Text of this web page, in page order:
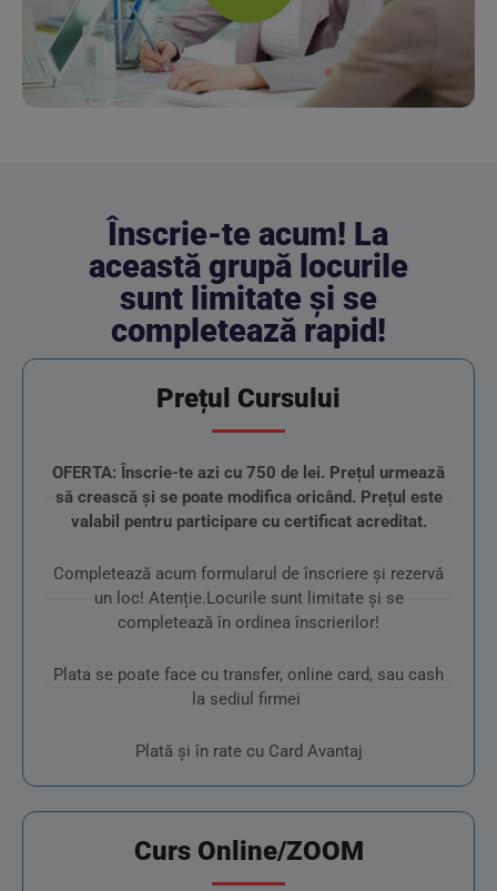
Înscrie-te acum! La
această grupă locurile
sunt limitate și se
completează rapid!
Prețul Cursului
OFERTA: Înscrie-te azi cu 750 de lei. Prețul urmează
să crească și se poate modifica oricând. Prețul este
valabil pentru participare cu certificat acreditat.
Completează acum formularul de înscriere și rezervă
un loc! Atenție.Locurile sunt limitate și se
completează în ordinea înscrierilor!
Plata se poate face cu transfer, online card, sau cash
la sediul firmei
Plată și în rate cu Card Avantaj
Curs Online/ZOOM